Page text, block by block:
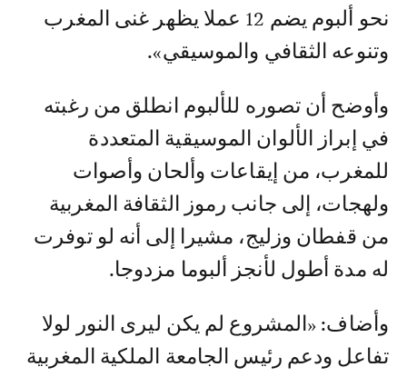
نحو ألبوم يضم 12 عملا يظهر غنى المغرب
وتنوعه الثقافي والموسيقي».
وأوضح أن تصوره للألبوم انطلق من رغبته
في إبراز الألوان الموسيقية المتعددة
للمغرب، من إيقاعات وألحان وأصوات
ولهجات، إلى جانب رموز الثقافة المغربية
من قفطان وزليج، مشيرا إلى أنه لو توفرت
له مدة أطول لأنجز ألبوما مزدوجا.
وأضاف: «المشروع لم يكن ليرى النور لولا
تفاعل ودعم رئيس الجامعة الملكية المغربية